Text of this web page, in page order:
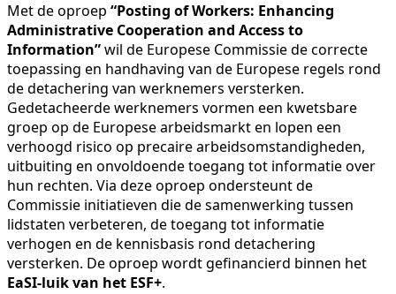
Met de oproep “Posting of Workers: Enhancing
Administrative Cooperation and Access to
Information”wil de Europese Commissie de correcte
toepassing en handhaving van de Europese regels rond
de detachering van werknemers versterken.
Gedetacheerde werknemers vormen een kwetsbare
groep op de Europese arbeidsmarkt en lopen een
verhoogd risico op precaire arbeidsomstandigheden,
uitbuiting en onvoldoende toegang tot informatie over
hun rechten. Via deze oproep ondersteunt de
Commissie initiatieven die de samenwerking tussen
lidstaten verbeteren, de toegang tot informatie
verhogen en de kennisbasis rond detachering
versterken. De oproep wordt gefinancierd binnen het
EaSI-luik van het ESF+.